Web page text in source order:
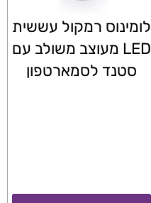
לומינוס רמקול עששית
LED מעוצב משולב עם
סטנד לסמארטפון